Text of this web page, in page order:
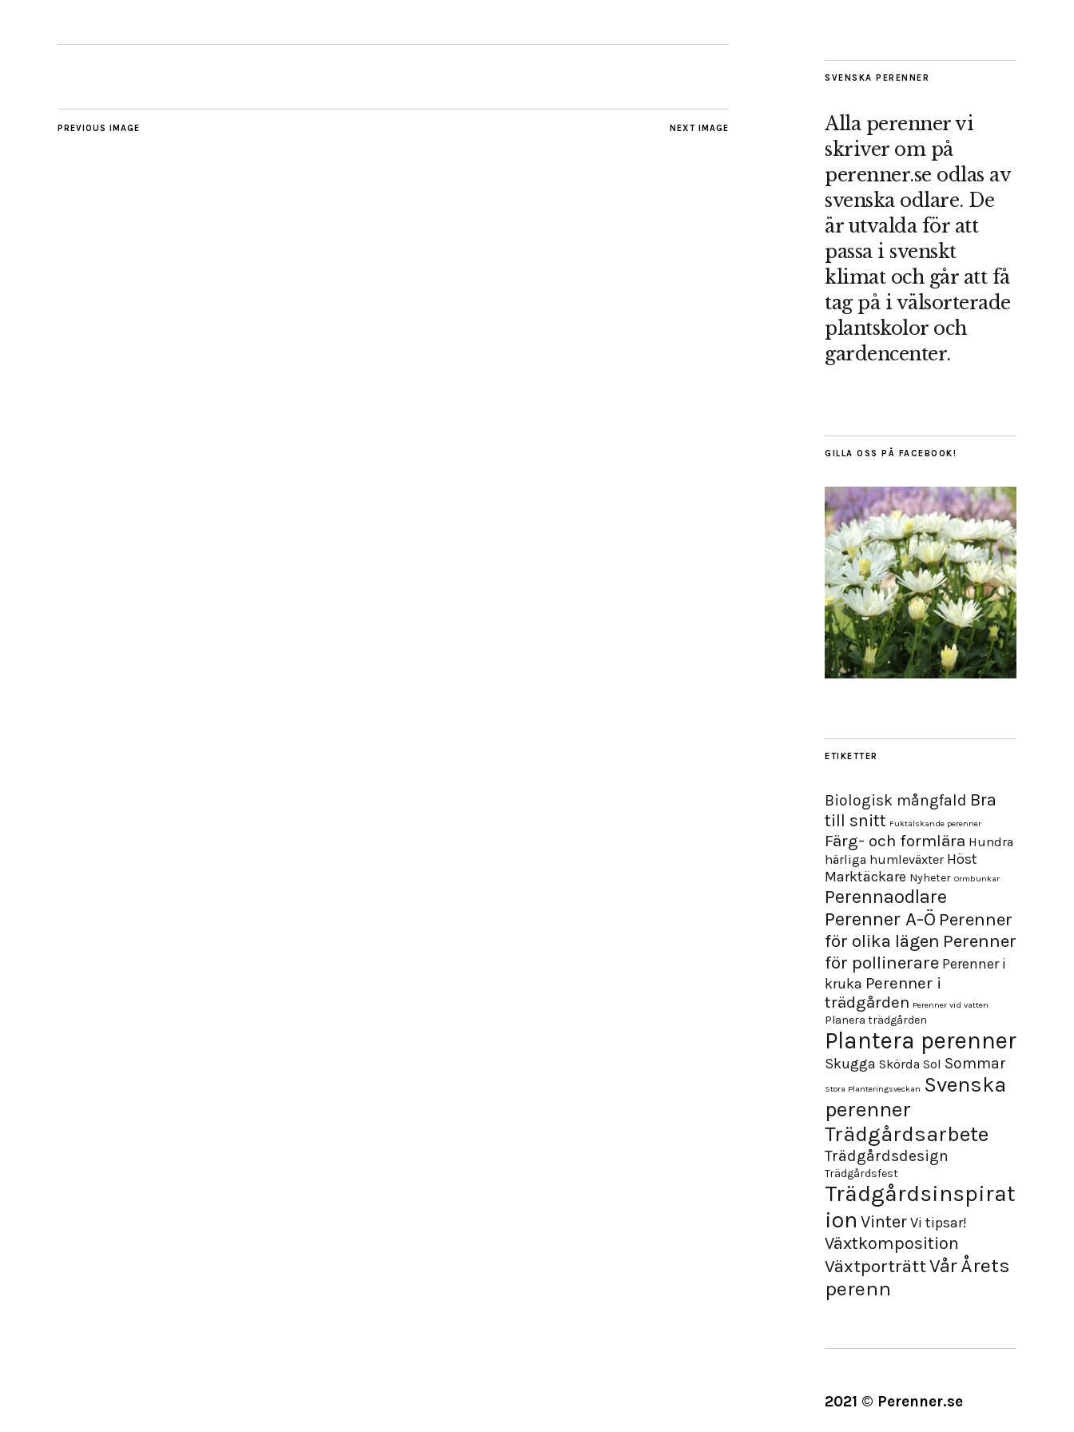
NEXT IMAGE
PREVIOUS IMAGE
SVENSKA PERENNER
Alla perenner vi
skriver om på
perenner.se odlas av
svenska odlare. De
är utvalda för att
passa i svenskt
klimat och går att få
tag på i välsorterade
plantskolor och
gardencenter.
GILLA OSS PÅ FACEBOOK!
ETIKETTER
Biologisk mångfald Bra
till snitt Fuktälskande perenner
Färg- och formlära Hundra
härliga humleväxter Höst
Marktäckare Nyheter Ormbunkar
Perennaodlare
Perenner A-Ö Perenner
för olika lägen Perenner
för pollinerare Perenner i
kruka Perenner i
trädgården Perenner vid vatten
Planera trädgården
Plantera perenner
Skugga Skörda Sol Sommar
Stora Planteringsveckan Svenska
perenner
Trädgårdsarbete
Trädgårdsdesign
Trädgårdsfest
Trädgårdsinspirat
ion VinterVi tipsar!
Växtkomposition
VäxtporträttVårÅrets
perenn
2021 © Perenner.se